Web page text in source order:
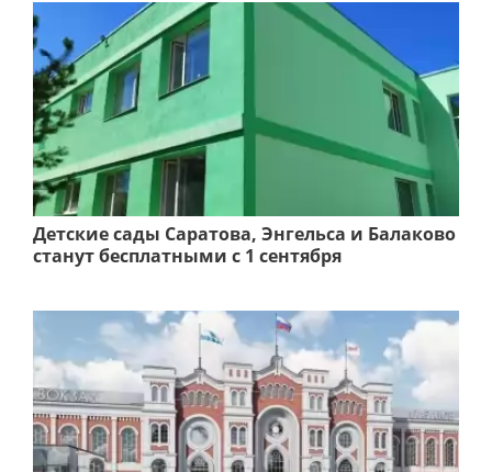
Детские сады Саратова, Энгельса и Балаково
станут бесплатными с 1 сентября